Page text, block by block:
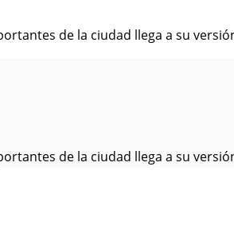
de la ciudad llega a su
de la ciudad llega a su